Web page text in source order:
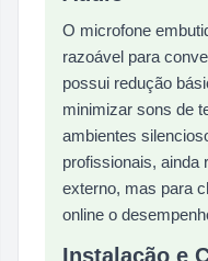
O microfone
razoável para
possui redução
minimizar sons de
ambientes
profissionais, ainda
externo, mas para
online o
Instalação e